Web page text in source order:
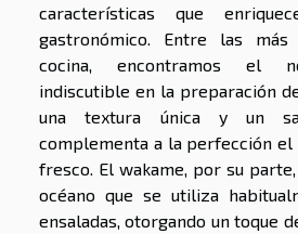
características que
gastronómico. Entre las
cocina, encontramos el
indiscutible en la preparación
una textura única y un
complementa a la perfección
fresco. El wakame, por su
océano que se utiliza
ensaladas, otorgando un toque